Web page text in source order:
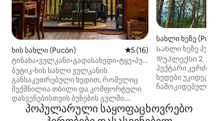
ხის სახლი (Pucón) საშუალო შეფასებაა
5 (16)
ტინახა•ვულკანი•გადასახედი•ტყე•პუკონიდან
15 კმ-ში.
ბუტიკ‑ხის სახლი ვულკანის
განსაკუთრებული ხედით, რომელიც
შექმნილია თბილი და კომფორტული
დასვენებისთვის ბუნების გულში.
ისიამოვნეთ სინათლის მანჭვალით,
ფართო დახურული ტერასით, ბუხრით
სახლი ხეზე
Სახლი ხეზე
ბუდე“ -
Დუპლექსი 2. 7 მეტრი მიწის ზემოთ. 2
ჰექტარი კერძო
ხედები
ჩამოკიდებული
Თერმული
ფანჯრები,
პოპულარული საყოფაცხოვრებო